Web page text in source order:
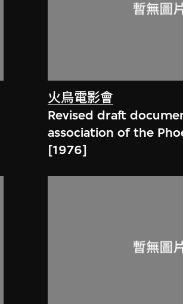
火鳥電影會
Revised draft
association of the
[1976]